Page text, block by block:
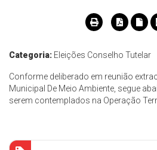
Categoria: Eleições Conselho Tutelar
Conforme deliberado em reunião
Municipal De Meio Ambiente, segue
serem contemplados na Operação